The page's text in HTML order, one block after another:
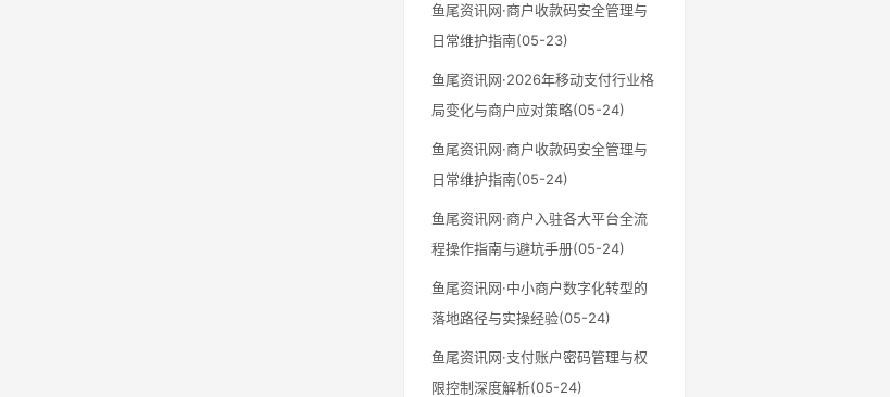
鱼尾资讯网·商户收款码安全管理与
日常维护指南(05-23)
鱼尾资讯网·2026年移动支付行业格
局变化与商户应对策略(05-24)
鱼尾资讯网·商户收款码安全管理与
日常维护指南(05-24)
鱼尾资讯网·商户入驻各大平台全流
程操作指南与避坑手册(05-24)
鱼尾资讯网·中小商户数字化转型的
落地路径与实操经验(05-24)
鱼尾资讯网·支付账户密码管理与权
限控制深度解析(05-24)